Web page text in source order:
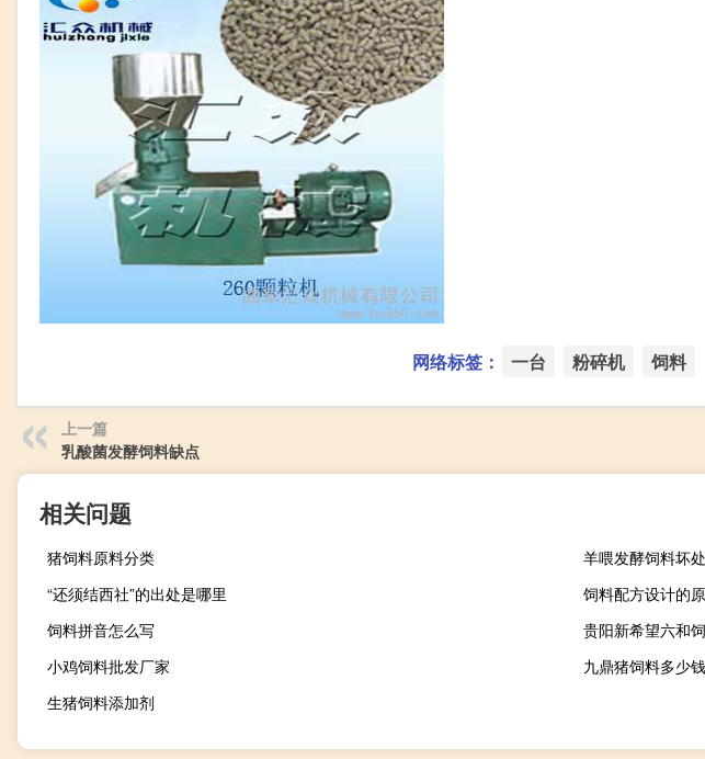
网络标签： 一台 粉碎机 饲料
上一篇
乳酸菌发酵饲料缺点
相关问题
猪饲料原料分类
羊喂发酵饲料坏处
“还须结西社”的出处是哪里
饲料配方设计的
饲料拼音怎么写
贵阳新希望六和
小鸡饲料批发厂家
九鼎猪饲料多少
生猪饲料添加剂